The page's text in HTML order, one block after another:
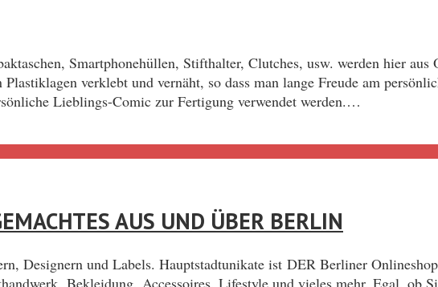
Smartphonehüllen, Stifthalter, Clutches, usw. werden hier
verklebt und vernäht, so dass man lange Freude am
Lieblings-Comic zur Fertigung verwendet werden.…
AUS UND ÜBER BERLIN
Designern und Labels. Hauptstadtunikate ist DER Berliner